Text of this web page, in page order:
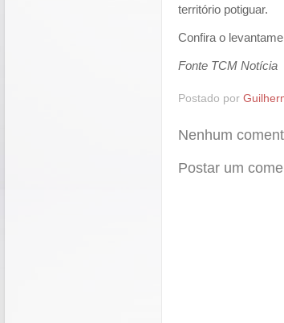
território potiguar.
Confira o
Fonte TCM Notícia
Postado por
Nenhum
Postar um